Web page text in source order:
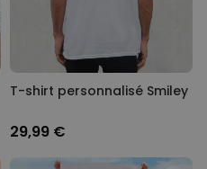
T-shirt personnalisé Smiley
29,99 €